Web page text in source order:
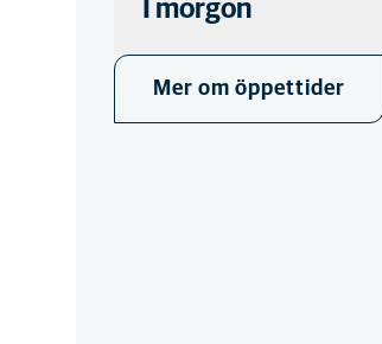
I morgon
Stängd
Mer om öppettider